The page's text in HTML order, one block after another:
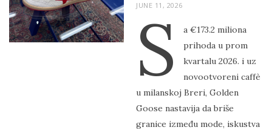
P
JUNE 11, 2026
S
a €173.2 miliona
prihoda u prom
kvartalu 2026. i uz
novootvoreni caffè
u milanskoj Breri, Golden
Goose nastavija da briše
granice između mode, iskustva